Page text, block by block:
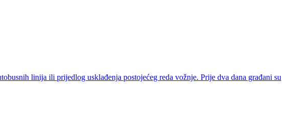
linija ili prijedlog usklađenja postojećeg reda vožnje. Prije dva dana građani su